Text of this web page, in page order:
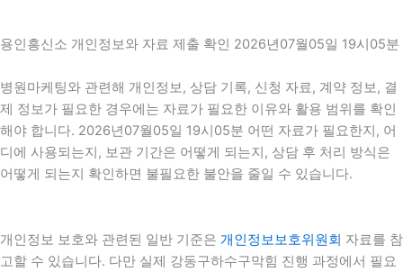
용인흥신소 개인정보와 자료 제출 확인 2026년07월05일 19시05분
병원마케팅와 관련해 개인정보, 상담 기록, 신청 자료, 계약 정보, 결
제 정보가 필요한 경우에는 자료가 필요한 이유와 활용 범위를 확인
해야 합니다. 2026년07월05일 19시05분 어떤 자료가 필요한지, 어
디에 사용되는지, 보관 기간은 어떻게 되는지, 상담 후 처리 방식은
어떻게 되는지 확인하면 불필요한 불안을 줄일 수 있습니다.
개인정보 보호와 관련된 일반 기준은 개인정보보호위원회 자료를 참
고할 수 있습니다. 다만 실제 강동구하수구막힘 진행 과정에서 필요